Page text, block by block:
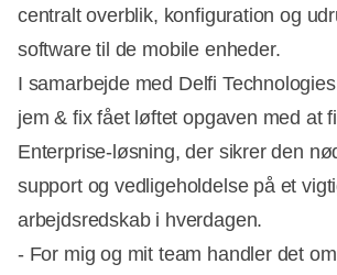
centralt overblik, konfiguration og
software til de mobile enheder.
I samarbejde med Delfi
jem & fix fået løftet opgaven med at
Enterprise-løsning, der sikrer den
support og vedligeholdelse på et
arbejdsredskab i hverdagen.
- For mig og mit team handler det